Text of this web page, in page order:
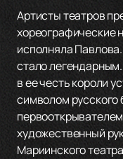
Артисты театров
хореографические
исполняла
стало
в ее честь короли
символом русского
художественный
Мариинского